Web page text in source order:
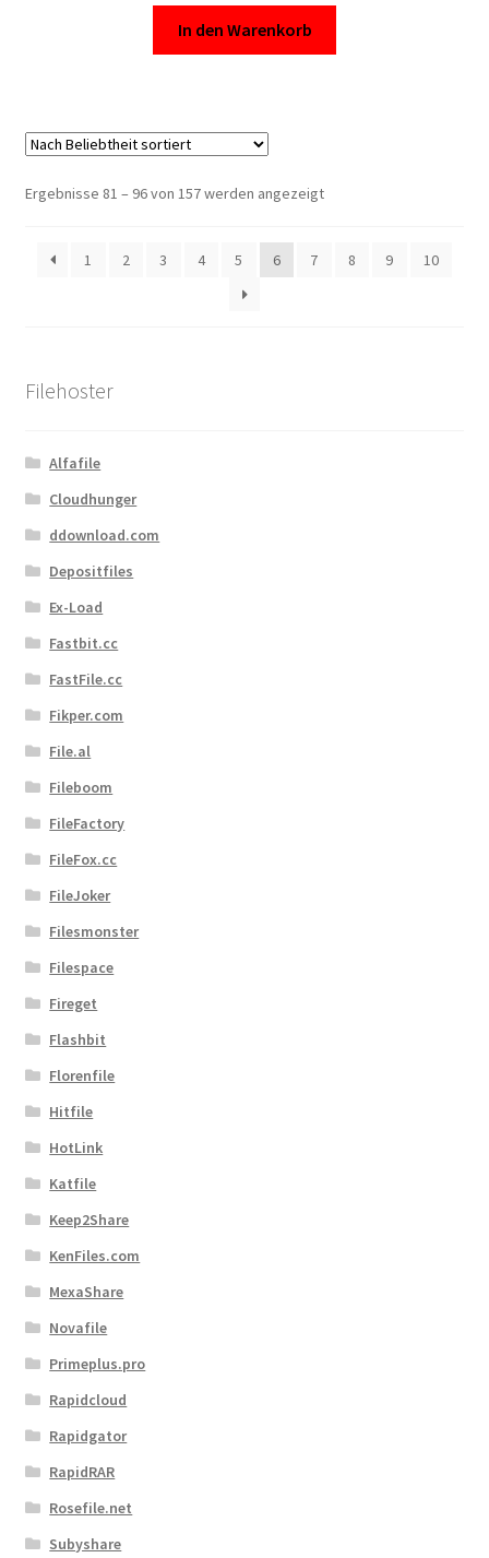
In den Warenkorb
Ergebnisse 81 – 96 von 157 werden angezeigtNach
1
2 3 4 5 6 7 8 9 10
Filehoster
Alfafile
Cloudhunger
ddownload.com
Depositfiles
Ex-Load
Fastbit.cc
FastFile.cc
Fikper.com
File.al
Fileboom
FileFactory
FileFox.cc
FileJoker
Filesmonster
Filespace
Fireget
Flashbit
Florenfile
Hitfile
HotLink
Katfile
Keep2Share
KenFiles.com
MexaShare
Novafile
Primeplus.pro
Rapidcloud
Rapidgator
RapidRAR
Rosefile.net
Subyshare